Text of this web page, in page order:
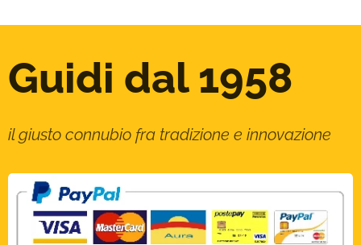
Guidi dal 1958
il giusto connubio fra tradizione e innovazione